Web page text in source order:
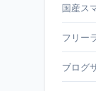
国産ス
フリー
ブログ